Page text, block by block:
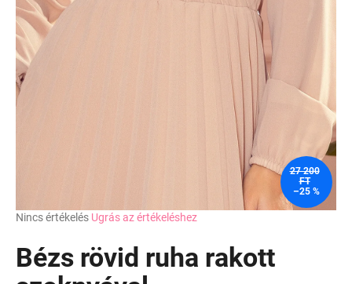
A
átlagos
értékelése
Nincs értékelés Ugrás az értékeléshez
Bézs rövid ruha rakott
27 200
FT
–25 %